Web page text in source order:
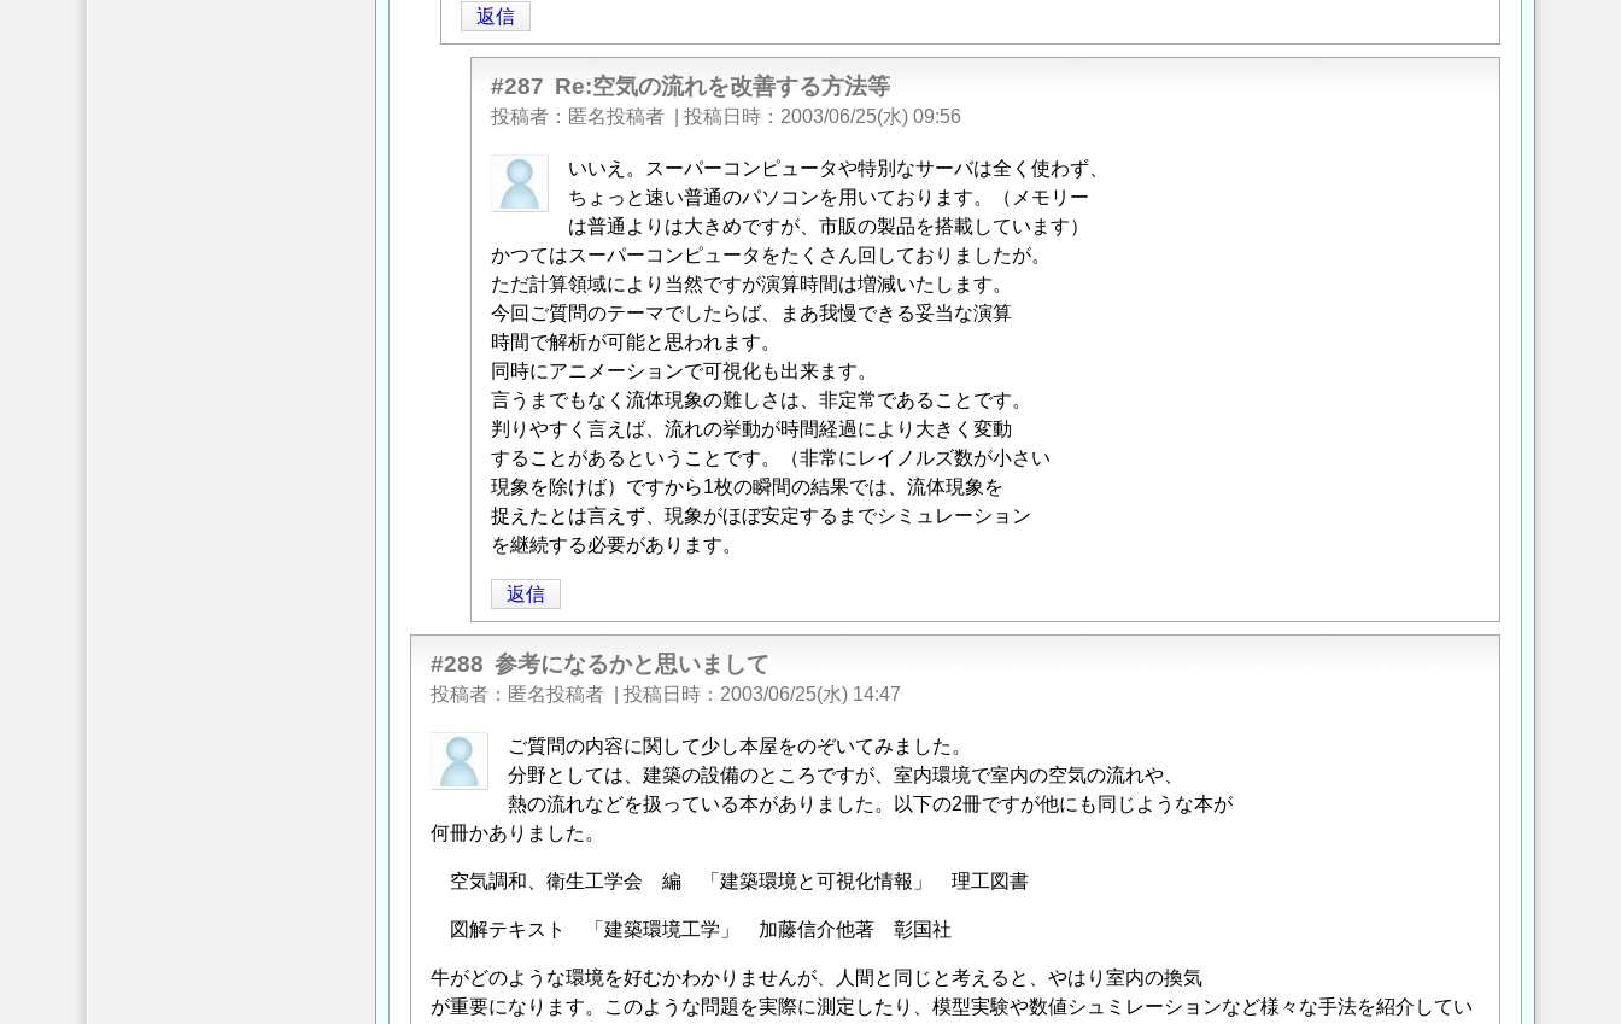
稿
者
」
信
返信
#287 Re:空気の流れを改善する方法等
投稿者 匿名投稿者 投稿日時 2003/06/25(水) 09:56
匿
名
稿
者
に
よ
る
「Re:
空
気
の
流
れ
改
善
す
る
等」
へ
の
信
いいえ。スーパーコンピュータや特別なサーバは全く使わず、
ちょっと速い普通のパソコンを用いております。（メモリー
は普通よりは大きめですが、市販の製品を搭載しています）
かつてはスーパーコンピュータをたくさん回しておりましたが。
ただ計算領域により当然ですが演算時間は増減いたします。
今回ご質問のテーマでしたらば、まあ我慢できる妥当な演算
時間で解析が可能と思われます。
同時にアニメーションで可視化も出来ます。
言うまでもなく流体現象の難しさは、非定常であることです。
判りやすく言えば、流れの挙動が時間経過により大きく変動
することがあるということです。（非常にレイノルズ数が小さい
現象を除けば）ですから1枚の瞬間の結果では、流体現象を
捉えたとは言えず、現象がほぼ安定するまでシミュレーション
を継続する必要があります。
返信
#288 参考になるかと思いまして
投稿者 匿名投稿者 投稿日時 2003/06/25(水) 14:47
ご質問の内容に関して少し本屋をのぞいてみました。
分野としては、建築の設備のところですが、室内環境で室内の空気の流れや、
熱の流れなどを扱っている本がありました。以下の2冊ですが他にも同じような本が
何冊かありました。
空気調和、衛生工学会 編 「建築環境と可視化情報」 理工図書
図解テキスト 「建築環境工学」 加藤信介他著 彰国社
牛がどのような環境を好むかわかりませんが、人間と同じと考えると、やはり室内の換気
が重要になります。このような問題を実際に測定したり、模型実験や数値シュミレーションなど様々な手法を紹介してい